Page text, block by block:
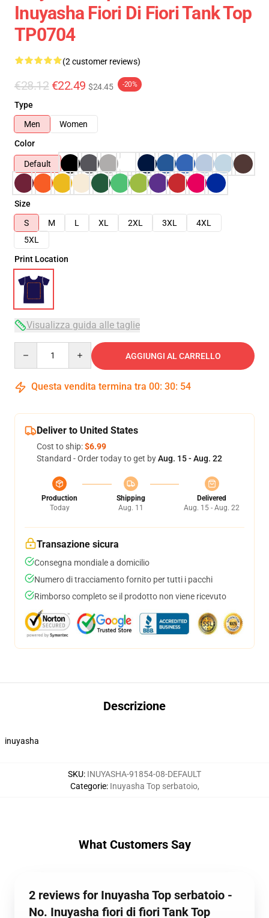
Inuyasha Fiori Di Fiori Tank Top
TP0704
(2 customer reviews)
€28.12 €22.49 $24.45 -20%
Type
Men
Women
Color
Default
Size
S
M L XL 2XL 3XL
4XL
5XL
Print Location
Visualizza guida alle taglie
AGGIUNGI AL CARRELLO
Questa vendita termina tra 00: 30: 54
Deliver to United States
Cost to ship:$6.99
Standard - Order today to get byAug. 15 - Aug. 22
Production
Today
Shipping
Aug. 11
Delivered
Aug. 15 - Aug. 22
Transazione sicura
Consegna mondiale a domicilio
Numero di tracciamento fornito per tutti i pacchi
Rimborso completo se il prodotto non viene ricevuto
Descrizione
inuyasha
SKU: INUYASHA-91854-08-DEFAULT
Categorie: Inuyasha Top serbatoio,
What Customers Say
2 reviews for Inuyasha Top serbatoio -
No. Inuyasha fiori di fiori Tank Top